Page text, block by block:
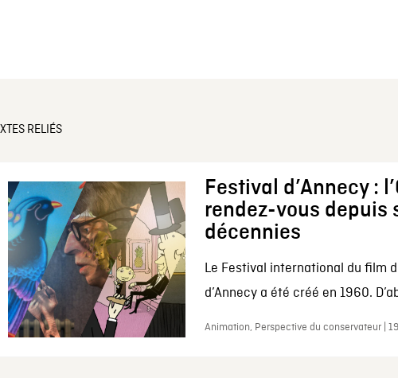
RELIÉS
Festival d’Annecy :
rendez-vous depuis
décennies
Le Festival international du film
d’Annecy a été créé en 1960.
Animation, Perspective du conservateur |